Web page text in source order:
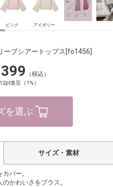
ピンク アイボリー
ーブシアートップス [fo1456]
（税込）
進呈（1%）
を選ぶ
サイズ・素材
バー。
かわいさをプラス。